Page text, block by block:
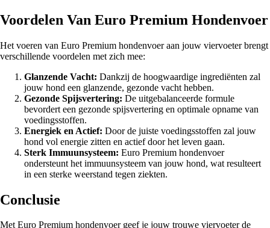
Voordelen Van Euro Premium Hondenvoer
Het voeren van Euro Premium hondenvoer aan jouw viervoeter brengt
verschillende voordelen met zich mee:
Glanzende Vacht: Dankzij de hoogwaardige ingrediënten zal
jouw hond een glanzende, gezonde vacht hebben.
Gezonde Spijsvertering: De uitgebalanceerde formule
bevordert een gezonde spijsvertering en optimale opname van
voedingsstoffen.
Energiek en Actief: Door de juiste voedingsstoffen zal jouw
hond vol energie zitten en actief door het leven gaan.
Sterk Immuunsysteem: Euro Premium hondenvoer
ondersteunt het immuunsysteem van jouw hond, wat resulteert
in een sterke weerstand tegen ziekten.
Conclusie
Met Euro Premium hondenvoer geef je jouw trouwe viervoeter de